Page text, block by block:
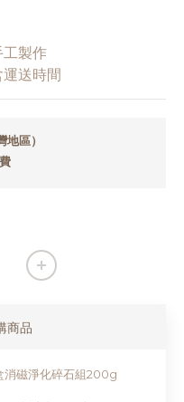
工製作
運送時間
區）
商品
消磁淨化碎石組200g